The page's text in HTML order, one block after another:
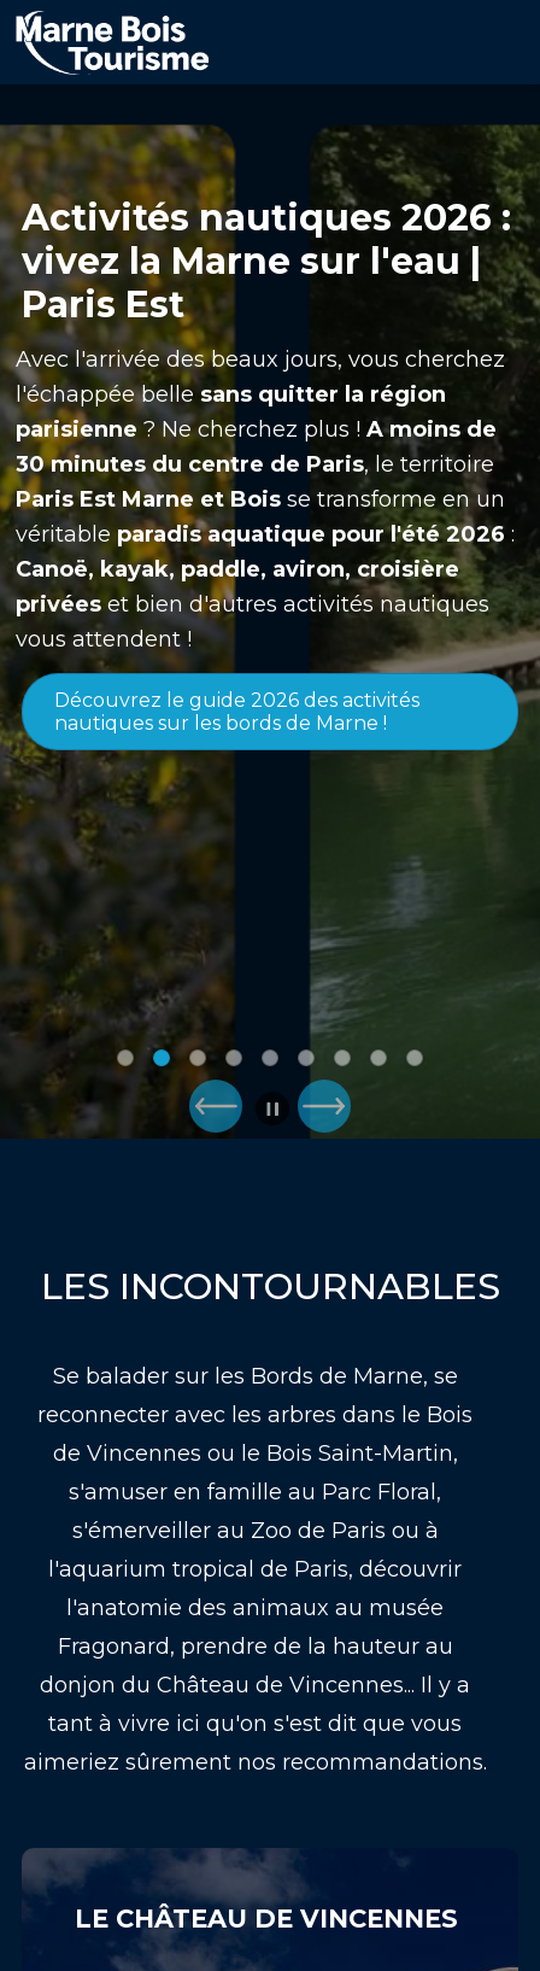
Aller
au
contenu
principal
Activités nautiques 2026 :
vivez la Marne sur l'eau |
Paris Est
Avec l'arrivée des beaux jours, vous cherchez
l'échappée bellesans quitter la région
parisienne ? Ne cherchez plus !A moins de
30 minutes du centre de Paris, le territoire
Paris Est Marne et Bois se transforme en un
véritable paradis aquatique pour l'été 2026 :
Canoë, kayak, paddle, aviron, croisière
privées et bien d'autres activités nautiques
vous attendent !
Découvrez le guide 2026 des activités
nautiques sur les bords de Marne !
LES INCONTOURNABLES
Se balader sur les Bords de Marne, se
reconnecter avec les arbres dans le Bois
de Vincennes ou le Bois Saint-Martin,
s'amuser en famille au Parc Floral,
s'émerveiller au Zoo de Paris ou à
l'aquarium tropical de Paris, découvrir
l'anatomie des animaux au musée
Fragonard, prendre de la hauteur au
donjon du Château de Vincennes... Il y a
tant à vivre ici qu'on s'est dit que vous
aimeriez sûrement nos recommandations.
LE CHÂTEAU DE VINCENNES